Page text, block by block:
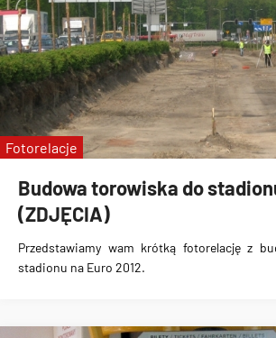
Budowa torowiska do
(ZDJĘCIA)
Przedstawiamy wam krótką fotorelację z
stadionu na Euro 2012.
Fotorelacje